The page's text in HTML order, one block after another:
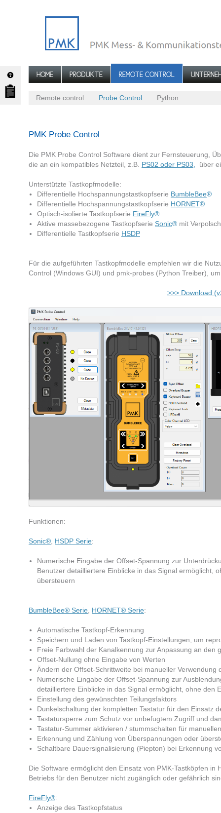
HOME PRODUKTE REMOTE CONTROL
Remote control Probe Control Python
PMK Probe Control
Die PMK Probe Control Software dient zur Fernsteuerung,
die an ein kompatibles Netzteil, z.B. PS02 oder PS03 über
Unterstützte Tastkopfmodelle:
Differentielle Hochspannungstastkopfserie BumbleBee®
Differentielle Hochspannungstastkopfserie HORNET®
Optisch-isolierte Tastkopfserie FireFly®
Aktive massebezogene Tastkopfserie Sonic® mit
Differentielle Tastkopfserie HSDP
Für die aufgeführten Tastkopfmodelle empfehlen wir die
Control (Windows GUI) und pmk-probes (Python Treiber),
>>> Download
Funktionen:
Sonic® HSDP Serie:
Numerische Eingabe der Offset-Spannung zur
Benutzer detailliertere Einblicke in das Signal ermöglicht,
übersteuern
BumbleBee® Serie HORNET® Serie:
​Automatische Tastkopf-Erkennung​
Speichern und Laden von Tastkopf-Einstellungen, um
Freie Farbwahl der Kanalkennung zur Anpassung an den
Offset-Nullung ohne Eingabe von Werten​
Ändern der Offset-Schrittweite bei manueller Verwendung
Numerische Eingabe der Offset-Spannung zur
detailliertere Einblicke in das Signal ermöglicht, ohne den
Einstellung des gewünschten Teilungsfaktors​
Dunkelschaltung der kompletten Tastatur für den Einsatz
Tastatursperre zum Schutz vor unbefugtem Zugriff und
Tastatur-Summer aktivieren / stummschalten für
Erkennung und Zählung von Überspannungen oder
Schaltbare Dauersignalisierung (Piepton) bei Erkennung
Die Software ermöglicht den Einsatz von PMK-Tastköpfen
Betriebs für den Benutzer nicht zugänglich oder gefährlich
FireFly®:
Anzeige des Tastkopfstatus